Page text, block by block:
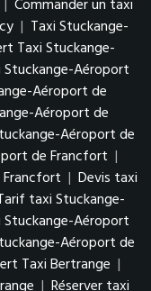
| Commander un taxi
| Taxi Stuckange-
Taxi Stuckange-
Stuckange-Aéroport
Aéroport de
Aéroport de
Aéroport de
de Francfort |
| Devis taxi
taxi Stuckange-
Stuckange-Aéroport
Aéroport de
Taxi Bertrange |